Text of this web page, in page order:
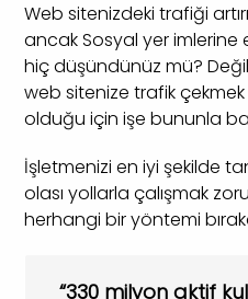
Web sitenizdeki trafiği
ancak Sosyal yer imlerine
hiç düşündünüz mü?
web sitenize trafik
olduğu için işe bununla
İşletmenizi en iyi şekilde
olası yollarla çalışmak
herhangi bir yöntemi
“330 milyon aktif